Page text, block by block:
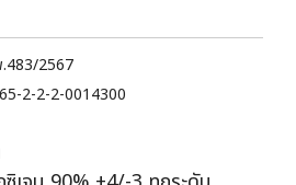
2567
65-2-2-2-0014300